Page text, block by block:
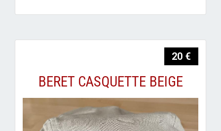
20 €
BERET CASQUETTE BEIGE